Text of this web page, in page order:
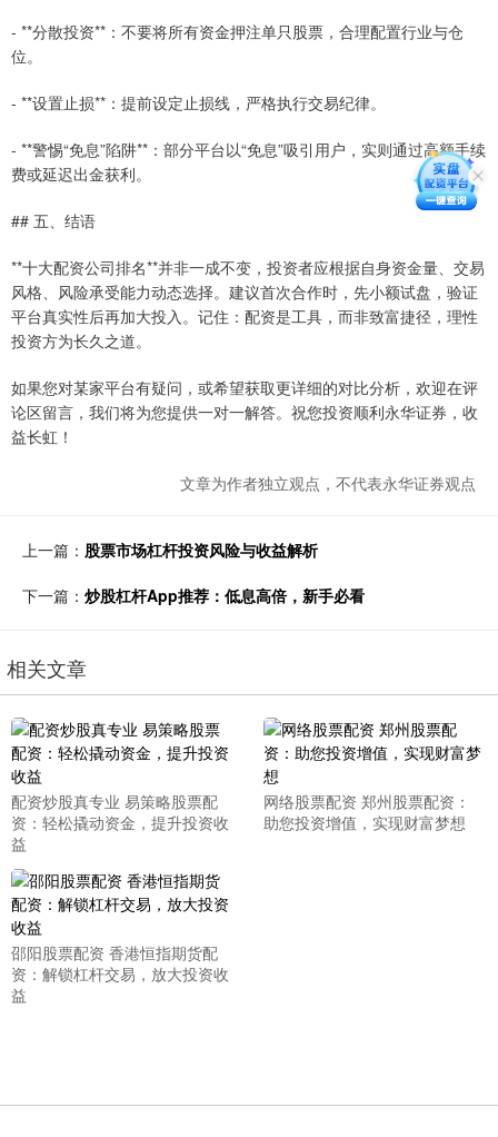
- **分散投资**：不要将所有资金押注单只股票，合理配置行业与仓
位。
- **设置止损**：提前设定止损线，严格执行交易纪律。
- **警惕“免息”陷阱**：部分平台以“免息”吸引用户，实则通过高额手续
费或延迟出金获利。
## 五、结语
**十大配资公司排名**并非一成不变，投资者应根据自身资金量、交易
风格、风险承受能力动态选择。建议首次合作时，先小额试盘，验证
平台真实性后再加大投入。记住：配资是工具，而非致富捷径，理性
投资方为长久之道。
如果您对某家平台有疑问，或希望获取更详细的对比分析，欢迎在评
论区留言，我们将为您提供一对一解答。祝您投资顺利永华证券，收
益长虹！
文章为作者独立观点，不代表永华证券观点
上一篇： 股票市场杠杆投资风险与收益解析
下一篇： 炒股杠杆App推荐：低息高倍，新手必看
相关文章
配资炒股真专业 易策略股票配
资：轻松撬动资金，提升投资收
益
网络股票配资 郑州股票配资：
助您投资增值，实现财富梦想
邵阳股票配资 香港恒指期货配
资：解锁杠杆交易，放大投资收
益